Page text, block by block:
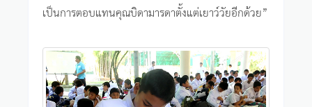
เป็นการตอบแทนคุณบิดามารดาตั้งแต่เยาว์วัยอีกด้วย”